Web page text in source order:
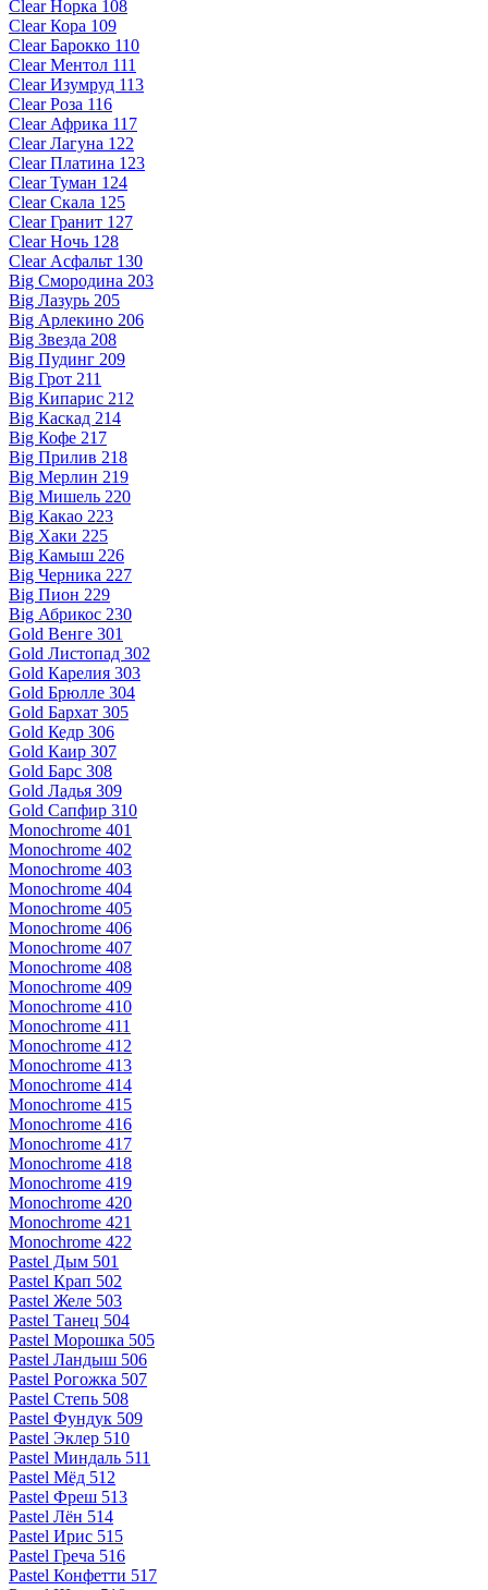
Clear Норка 108
Clear Кора 109
Clear Барокко 110
Clear Ментол 111
Clear Изумруд 113
Clear Роза 116
Clear Африка 117
Clear Лагуна 122
Clear Платина 123
Clear Туман 124
Clear Скала 125
Clear Гранит 127
Clear Ночь 128
Clear Асфальт 130
Big Смородина 203
Big Лазурь 205
Big Арлекино 206
Big Звезда 208
Big Пудинг 209
Big Грот 211
Big Кипарис 212
Big Каскад 214
Big Кофе 217
Big Прилив 218
Big Мерлин 219
Big Мишель 220
Big Какао 223
Big Хаки 225
Big Камыш 226
Big Черника 227
Big Пион 229
Big Абрикос 230
Gold Венге 301
Gold Листопад 302
Gold Карелия 303
Gold Брюлле 304
Gold Бархат 305
Gold Кедр 306
Gold Каир 307
Gold Барс 308
Gold Ладья 309
Gold Сапфир 310
Monochrome 401
Monochrome 402
Monochrome 403
Monochrome 404
Monochrome 405
Monochrome 406
Monochrome 407
Monochrome 408
Monochrome 409
Monochrome 410
Monochrome 411
Monochrome 412
Monochrome 413
Monochrome 414
Monochrome 415
Monochrome 416
Monochrome 417
Monochrome 418
Monochrome 419
Monochrome 420
Monochrome 421
Monochrome 422
Pastel Дым 501
Pastel Крап 502
Pastel Желе 503
Pastel Танец 504
Pastel Морошка 505
Pastel Ландыш 506
Pastel Рогожка 507
Pastel Степь 508
Pastel Фундук 509
Pastel Эклер 510
Pastel Миндаль 511
Pastel Мёд 512
Pastel Фреш 513
Pastel Лён 514
Pastel Ирис 515
Pastel Греча 516
Pastel Конфетти 517